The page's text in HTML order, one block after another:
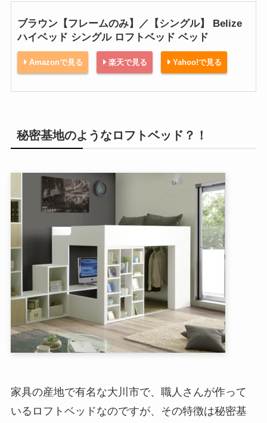
ブラウン【フレームのみ】／【シングル】 Belize
ハイベッド シングル ロフトベッド ベッド
Amazonで見る 楽天で見る Yahoo!で見る
秘密基地のようなロフトベッド？！
家具の産地で有名な大川市で、職人さんが作って
いるロフトベッドなのですが、その特徴は秘密基